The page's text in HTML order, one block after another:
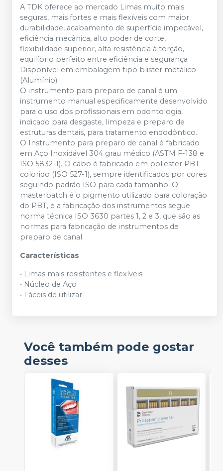
A TDK oferece ao mercado Limas muito mais
seguras, mais fortes e mais flexíveis com maior
durabilidade, acabamento de superfície impecável,
eficiência mecânica, alto poder de corte,
flexibilidade superior, alta resistência à torção,
equilíbrio perfeito entre eficiência e segurança
Disponível em embalagem tipo blister metálico
(Alumínio).
O instrumento para preparo de canal é um
instrumento manual especificamente desenvolvido
para o uso dos profissionais em odontologia,
indicado para desgaste, limpeza e preparo de
estruturas dentais, para tratamento endodôntico.
O Instrumento para preparo de canal é fabricado
em Aço Inoxidável 304 grau médico (ASTM F-138 e
ISO 5832-1). O cabo é fabricado em poliester PBT
colorido (ISO 527-1), sempre identificados por cores
seguindo padrão ISO para cada tamanho. O
masterbatch é o pigmento utilizado para coloração
do PBT, e a fabricação dos instrumentos segue
norma técnica ISO 3630 partes 1, 2 e 3, que são as
normas para fabricação de instrumentos de
preparo de canal.
Características
• Limas mais resistentes e flexíveis
• Núcleo de Aço
• Fáceis de utilizar
Você também pode gostar
desses